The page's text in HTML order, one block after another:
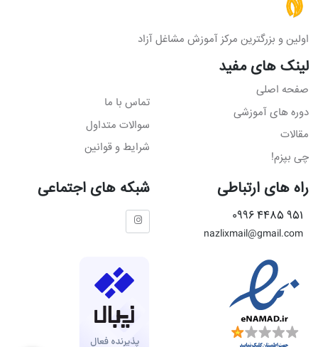
اولین و بزرگترین مرکز آموزش مشاغل آزاد
لینک های مفید
صفحه اصلی
دوره های آموزشی
مقالات
چی بپزم!
تماس با ما
سوالات متداول
شرایط و قوانین
راه های ارتباطی
951 4485 0996
nazlixmail@gmail.com
شبکه های اجتماعی